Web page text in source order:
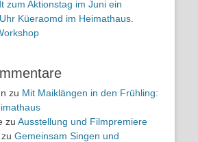
zum Aktionstag im Juni ein
Küeraomd im Heimathaus.
zu Mit Maiklängen in den Frühling:
zu Ausstellung und Filmpremiere
zu Gemeinsam Singen und